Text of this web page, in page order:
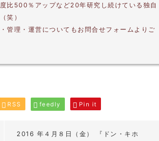
比500％アップなど20年研究し続けている独自
笑）
管理・運営についてもお問合せフォームよりご
RSS feedly Pin it
2016 年４月８日（金） 『ドン・キホ